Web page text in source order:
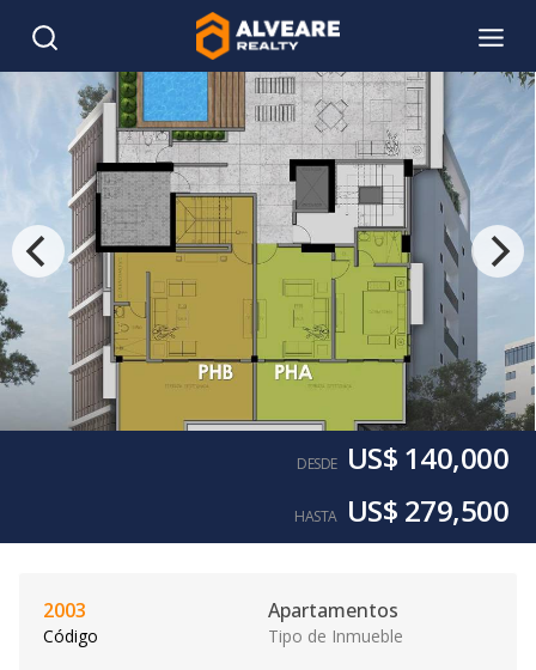
DESDE US$ 140,000
HASTA US$ 279,500
2003
Código
Apartamentos
Tipo de Inmueble